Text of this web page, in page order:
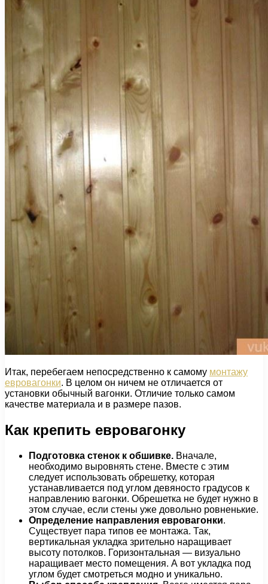
Итак, перебегаем непосредственно к самому монтажу
евровагонки. В целом он ничем не отличается от
установки обычный вагонки. Отличие только самом
качестве материала и в размере пазов.
Как крепить евровагонку
Подготовка стенок к обшивке. Вначале,
необходимо выровнять стене. Вместе с этим
следует использовать обрешетку, которая
устанавливается под углом девяносто градусов к
направлению вагонки. Обрешетка не будет нужно в
этом случае, если стены уже довольно ровненькие.
Определение направления евровагонки.
Существует пара типов ее монтажа. Так,
вертикальная укладка зрительно наращивает
высоту потолков. Горизонтальная — визуально
наращивает место помещения. А вот укладка под
углом будет смотреться модно и уникально.